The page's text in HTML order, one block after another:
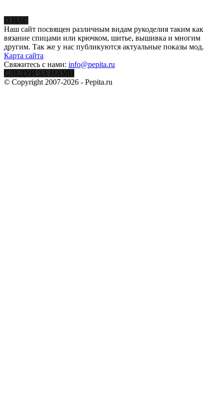
О НАС
Наш сайт посвящен различным видам рукоделия таким как
вязание спицами или крючком, шитье, вышивка и многим
другим. Так же у нас публикуются актуальные показы мод.
Карта сайта
Свяжитесь с нами: info@pepita.ru
СЛЕДУЙ ЗА НАМИ
© Copyright 2007-2026 - Pepita.ru